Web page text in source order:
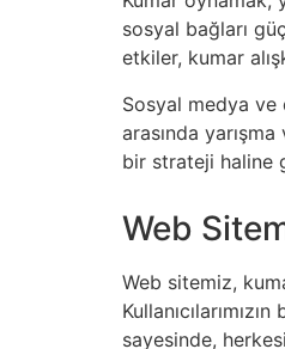
sosyal bağları
etkiler, kumar
Sosyal medya ve
arasında
bir strateji haline
Web
Web sitemiz,
sayesinde,